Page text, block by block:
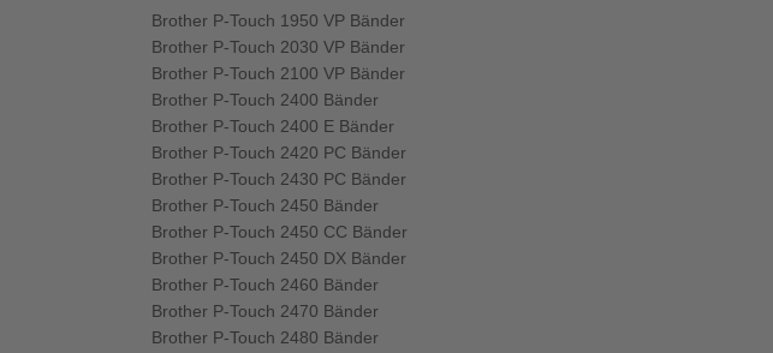
Brother P-Touch 1950 VP Bänder
Brother P-Touch 2030 VP Bänder
Brother P-Touch 2100 VP Bänder
Brother P-Touch 2400 Bänder
Brother P-Touch 2400 E Bänder
Brother P-Touch 2420 PC Bänder
Brother P-Touch 2430 PC Bänder
Brother P-Touch 2450 Bänder
Brother P-Touch 2450 CC Bänder
Brother P-Touch 2450 DX Bänder
Brother P-Touch 2460 Bänder
Brother P-Touch 2470 Bänder
Brother P-Touch 2480 Bänder